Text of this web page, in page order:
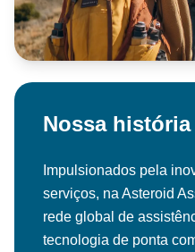
Nossa história
Impulsionados pela
serviços, na Asteroid
rede global de
tecnologia de ponta